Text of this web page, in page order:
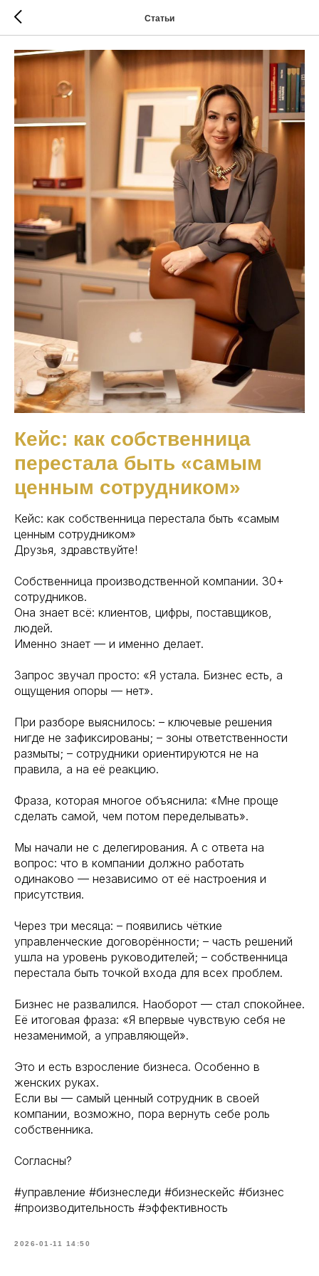
Статьи
Кейс: как собственница
перестала быть «самым
ценным сотрудником»
Кейс: как собственница перестала быть «самым
ценным сотрудником»
Друзья, здравствуйте!
Собственница производственной компании. 30+
сотрудников.
Она знает всё: клиентов, цифры, поставщиков,
людей.
Именно знает — и именно делает.
Запрос звучал просто: «Я устала. Бизнес есть, а
ощущения опоры — нет».
При разборе выяснилось: – ключевые решения
нигде не зафиксированы; – зоны ответственности
размыты; – сотрудники ориентируются не на
правила, а на её реакцию.
Фраза, которая многое объяснила: «Мне проще
сделать самой, чем потом переделывать».
Мы начали не с делегирования. А с ответа на
вопрос: что в компании должно работать
одинаково — независимо от её настроения и
присутствия.
Через три месяца: – появились чёткие
управленческие договорённости; – часть решений
ушла на уровень руководителей; – собственница
перестала быть точкой входа для всех проблем.
Бизнес не развалился. Наоборот — стал спокойнее.
Её итоговая фраза: «Я впервые чувствую себя не
незаменимой, а управляющей».
Это и есть взросление бизнеса. Особенно в
женских руках.
Если вы — самый ценный сотрудник в своей
компании, возможно, пора вернуть себе роль
собственника.
Согласны?
#управление #бизнеследи #бизнескейс #бизнес
#производительность #эффективность
2026-01-11 14:50